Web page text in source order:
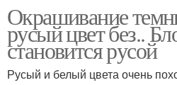
Окрашивание
русый цвет без..
становится русой
Русый и белый цвета очень